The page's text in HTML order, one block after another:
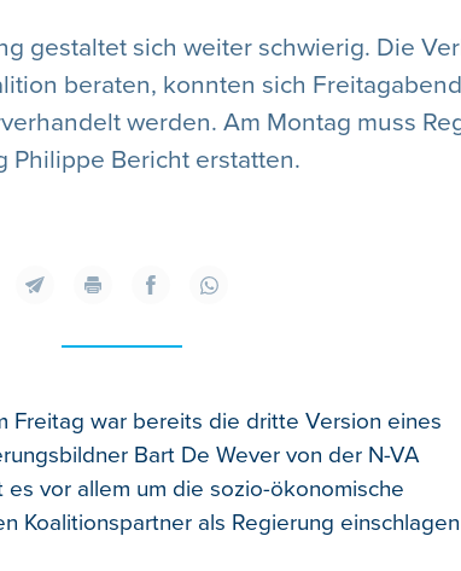
gestaltet sich weiter schwierig. Die
beraten, konnten sich
werden. Am Montag muss
Philippe Bericht erstatten.
Freitag war bereits die dritte Version eines
Bart De Wever von der N-VA
vor allem um die sozio-ökonomische
Koalitionspartner als Regierung